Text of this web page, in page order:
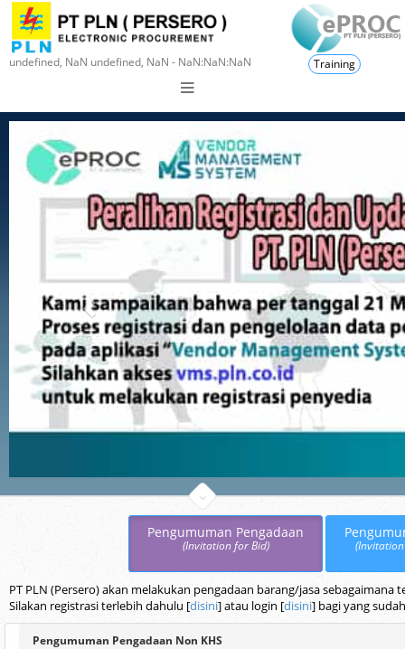
undefined, NaN undefined, NaN - NaN:NaN:NaN Training
Pengumuman Pengadaan
(Invitation for Bid)
PT PLN (Persero) akan melakukan pengadaan barang/jasa
Silakan registrasi terlebih dahulu [disini] atau login [disini] bagi yang
Pengumuman Pengadaan Non KHS